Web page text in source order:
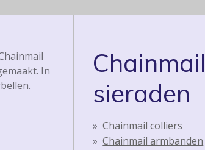
In
Chainmail
sieraden
Chainmail colliers
Chainmail armbanden